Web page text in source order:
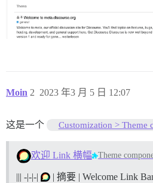
Moin 2023 年3 月 5 日 12:07
2
这是一个 Customization > Theme
欢迎 Link 横幅 Theme
||| -|-|-|
| 摘要 | Welcome Link